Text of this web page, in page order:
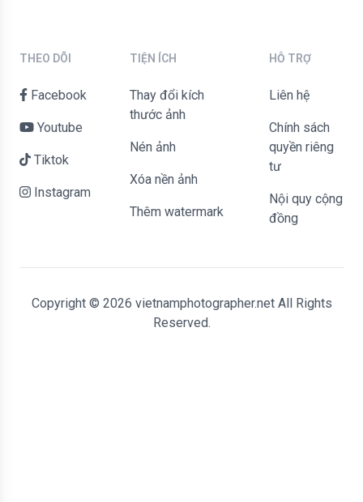
THEO DÕI
Facebook
Youtube
Tiktok
Instagram
TIỆN ÍCH
Thay đổi kích
thước ảnh
Nén ảnh
Xóa nền ảnh
Thêm watermark
HỖ TRỢ
liên hệ
Chính sách
quyền riêng
tư
Nội quy cộng
đồng
Copyright © 2026 vietnamphotographer.net All Rights
Reserved.